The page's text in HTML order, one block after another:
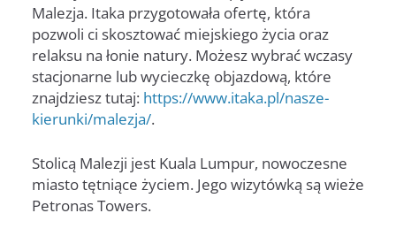
Malezja. Itaka przygotowała ofertę, która
pozwoli ci skosztować miejskiego życia oraz
relaksu na łonie natury. Możesz wybrać wczasy
stacjonarne lub wycieczkę objazdową, które
znajdziesz tutaj: https://www.itaka.pl/nasze-
kierunki/malezja/.
Stolicą Malezji jest Kuala Lumpur, nowoczesne
miasto tętniące życiem. Jego wizytówką są wieże
Petronas Towers.